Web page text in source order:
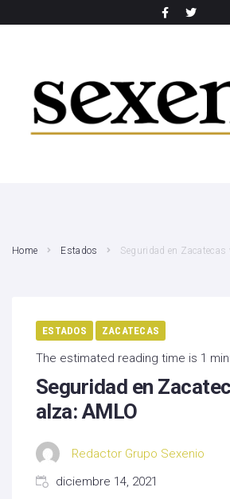
Home Estados Seguridad en Zacatecas
ESTADOS ZACATECAS
The estimated reading time is 1
Seguridad en
alza: AMLO
Redactor Grupo Sexenio
diciembre 14, 2021
SEARCH THIS WEBSITE